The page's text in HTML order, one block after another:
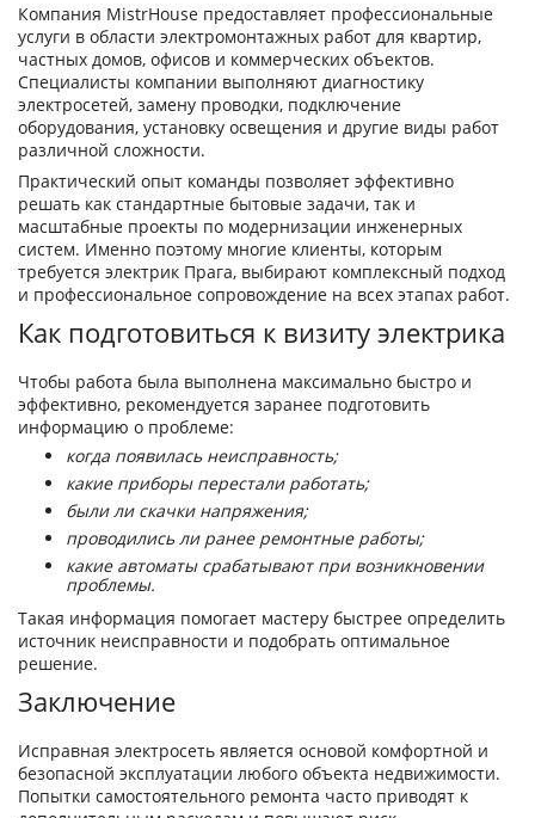
Компания MistrHouse предоставляет профессиональные
услуги в области электромонтажных работ для квартир,
частных домов, офисов и коммерческих объектов.
Специалисты компании выполняют диагностику
электросетей, замену проводки, подключение
оборудования, установку освещения и другие виды работ
различной сложности.
Практический опыт команды позволяет эффективно
решать как стандартные бытовые задачи, так и
масштабные проекты по модернизации инженерных
систем. Именно поэтому многие клиенты, которым
требуется электрик Прага, выбирают комплексный подход
и профессиональное сопровождение на всех этапах работ.
Как подготовиться к визиту электрика
Чтобы работа была выполнена максимально быстро и
эффективно, рекомендуется заранее подготовить
информацию о проблеме:
когда появилась неисправность;
какие приборы перестали работать;
были ли скачки напряжения;
проводились ли ранее ремонтные работы;
какие автоматы срабатывают при возникновении
проблемы.
Такая информация помогает мастеру быстрее определить
источник неисправности и подобрать оптимальное
решение.
Заключение
Исправная электросеть является основой комфортной и
безопасной эксплуатации любого объекта недвижимости.
Попытки самостоятельного ремонта часто приводят к